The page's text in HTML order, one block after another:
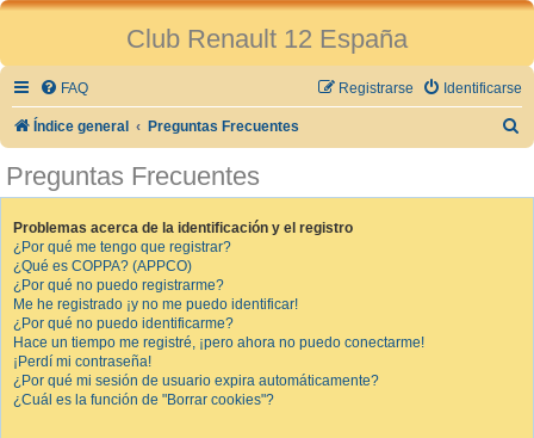
Club Renault 12 España
FAQ Identificarse
Registrarse
Índice general Preguntas Frecuentes
Preguntas Frecuentes
Problemas acerca de la identificación y el registro
¿Por qué me tengo que registrar?
¿Qué es COPPA? (APPCO)
¿Por qué no puedo registrarme?
Me he registrado ¡y no me puedo identificar!
¿Por qué no puedo identificarme?
Hace un tiempo me registré, ¡pero ahora no puedo conectarme!
¡Perdí mi contraseña!
¿Por qué mi sesión de usuario expira automáticamente?
¿Cuál es la función de "Borrar cookies"?